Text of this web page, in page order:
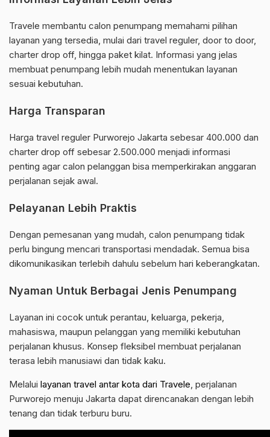
Travele membantu calon penumpang memahami pilihan
layanan yang tersedia, mulai dari travel reguler, door to door,
charter drop off, hingga paket kilat. Informasi yang jelas
membuat penumpang lebih mudah menentukan layanan
sesuai kebutuhan.
Harga Transparan
Harga travel reguler Purworejo Jakarta sebesar 400.000 dan
charter drop off sebesar 2.500.000 menjadi informasi
penting agar calon pelanggan bisa memperkirakan anggaran
perjalanan sejak awal.
Pelayanan Lebih Praktis
Dengan pemesanan yang mudah, calon penumpang tidak
perlu bingung mencari transportasi mendadak. Semua bisa
dikomunikasikan terlebih dahulu sebelum hari keberangkatan.
Nyaman Untuk Berbagai Jenis Penumpang
Layanan ini cocok untuk perantau, keluarga, pekerja,
mahasiswa, maupun pelanggan yang memiliki kebutuhan
perjalanan khusus. Konsep fleksibel membuat perjalanan
terasa lebih manusiawi dan tidak kaku.
Melalui layanan travel antar kota dari Travele, perjalanan
Purworejo menuju Jakarta dapat direncanakan dengan lebih
tenang dan tidak terburu buru.